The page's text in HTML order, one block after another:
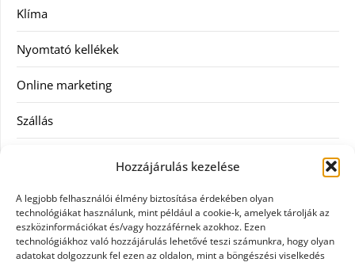
Hozzájárulás kezelése
A legjobb felhasználói élmény biztosítása érdekében olyan
technológiákat használunk, mint például a cookie-k, amelyek tárolják az
eszközinformációkat és/vagy hozzáférnek azokhoz. Ezen
technológiákhoz való hozzájárulás lehetővé teszi számunkra, hogy olyan
adatokat dolgozzunk fel ezen az oldalon, mint a böngészési viselkedés
Klíma
Nyomtató kellékek
Online marketing
Szállás
Szellőztető
Szolgáltatás
Táskák